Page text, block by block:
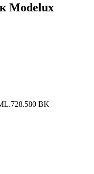
Modelux
BK